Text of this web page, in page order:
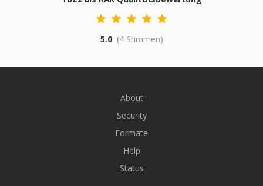
5.0 (4 Stimmen)
About
Security
Formate
Help
Status